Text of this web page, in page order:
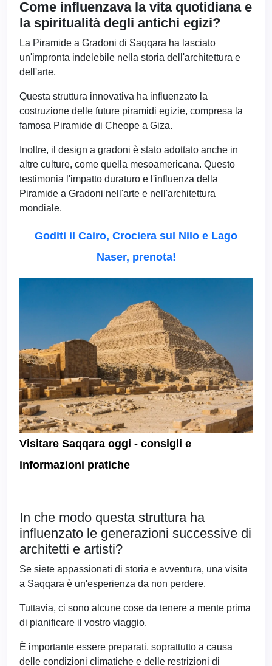
Come influenzava la vita quotidiana e
la spiritualità degli antichi egizi?
La Piramide a Gradoni di Saqqara ha lasciato
un'impronta indelebile nella storia dell'architettura e
dell'arte.
Questa struttura innovativa ha influenzato la
costruzione delle future piramidi egizie, compresa la
famosa Piramide di Cheope a Giza.
Inoltre, il design a gradoni è stato adottato anche in
altre culture, come quella mesoamericana. Questo
testimonia l'impatto duraturo e l'influenza della
Piramide a Gradoni nell'arte e nell'architettura
mondiale.
Goditi il Cairo, Crociera sul Nilo e Lago
Naser, prenota!
Visitare Saqqara oggi - consigli e
informazioni pratiche
In che modo questa struttura ha
influenzato le generazioni successive di
architetti e artisti?
Se siete appassionati di storia e avventura, una visita
a Saqqara è un'esperienza da non perdere.
Tuttavia, ci sono alcune cose da tenere a mente prima
di pianificare il vostro viaggio.
È importante essere preparati, soprattutto a causa
delle condizioni climatiche e delle restrizioni di